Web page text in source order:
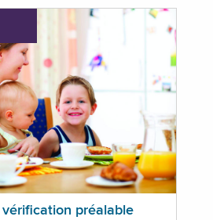
vérification préalable